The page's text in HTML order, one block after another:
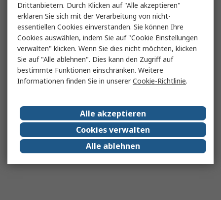
Drittanbietern. Durch Klicken auf "Alle akzeptieren"
erklären Sie sich mit der Verarbeitung von nicht-
essentiellen Cookies einverstanden. Sie können Ihre
Cookies auswählen, indem Sie auf "Cookie Einstellungen
verwalten" klicken. Wenn Sie dies nicht möchten, klicken
Sie auf "Alle ablehnen". Dies kann den Zugriff auf
bestimmte Funktionen einschränken. Weitere
Informationen finden Sie in unsererCookie-Richtlinie.
Alle akzeptieren
Cookies verwalten
Alle ablehnen